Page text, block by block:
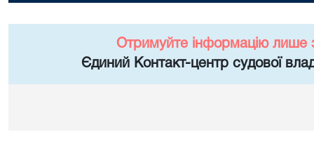
Отримуйте інформацію лише
Єдиний Контакт-центр судової